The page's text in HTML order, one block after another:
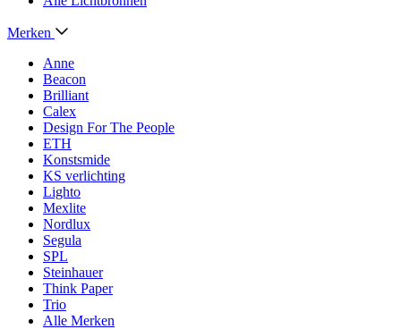
Merken
Anne
Beacon
Brilliant
Calex
Design For The People
ETH
Konstsmide
KS verlichting
Lighto
Mexlite
Nordlux
Segula
SPL
Steinhauer
Think Paper
Trio
Alle Merken